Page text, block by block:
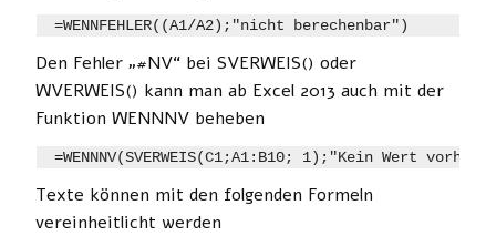
=WENNFEHLER((A1/A2);"nicht berechenbar")
Den Fehler „#NV“ bei SVERWEIS() oder
WVERWEIS() kann man ab Excel 2013 auch mit der
Funktion WENNNV beheben
=WENNNV(SVERWEIS(C1;A1:B10; 1);"Kein Wert
Texte können mit den folgenden Formeln
vereinheitlicht werden